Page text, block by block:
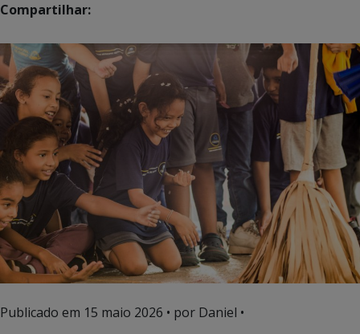
Compartilhar:
Publicado em 15 maio 2026 • por Daniel •